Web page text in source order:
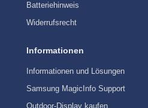
Batteriehinweis
Widerrufsrecht
Informationen
Informationen und Lösungen
Samsung MagicInfo Support
Outdoor-Display kaufen